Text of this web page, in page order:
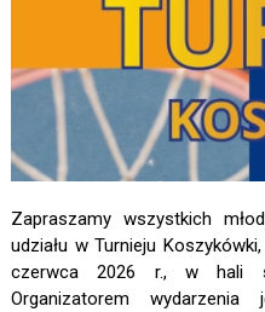
Zapraszamy wszystkich
udziału w Turnieju
czerwca 2026 r., w hali
Organizatorem